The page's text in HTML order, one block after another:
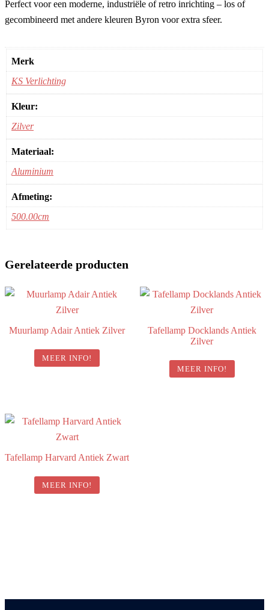
Perfect voor een moderne, industriële of retro inrichting – los of
gecombineerd met andere kleuren Byron voor extra sfeer.
Merk
KS Verlichting
Kleur:
Zilver
Materiaal:
Aluminium
Afmeting:
500.00cm
Gerelateerde producten
Muurlamp Adair Antiek Zilver
MEER INFO!
Tafellamp Docklands Antiek
Zilver
MEER INFO!
Tafellamp Harvard Antiek Zwart
MEER INFO!